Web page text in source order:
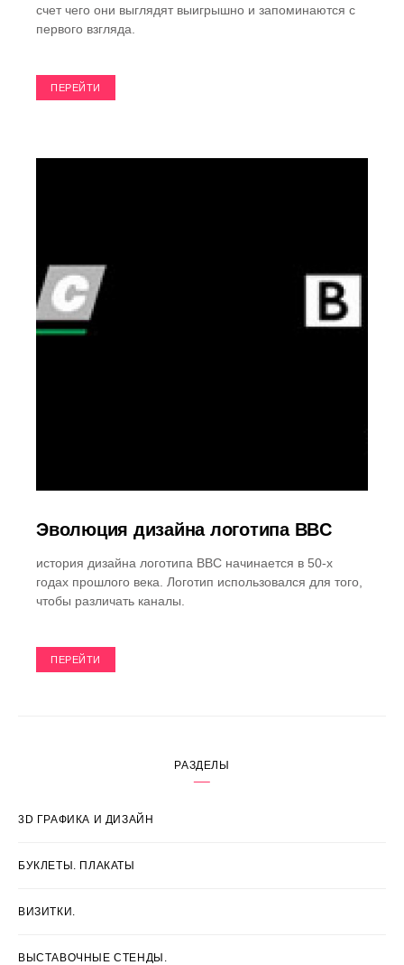
счет чего они выглядят выигрышно и запоминаются с
первого взгляда.
ПЕРЕЙТИ
Эволюция дизайна логотипа BBC
история дизайна логотипа BBC начинается в 50-х
годах прошлого века. Логотип использовался для того,
чтобы различать каналы.
ПЕРЕЙТИ
РАЗДЕЛЫ
3D ГРАФИКА И ДИЗАЙН
БУКЛЕТЫ. ПЛАКАТЫ
ВИЗИТКИ.
ВЫСТАВОЧНЫЕ СТЕНДЫ.